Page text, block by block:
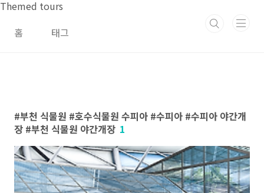
본문 바로가기
Themed tours
홈
태그
부천 식물원 #호수식물원 수피아 #수피아 #수피아 야간개
장 #부천 식물원 야간개장 1